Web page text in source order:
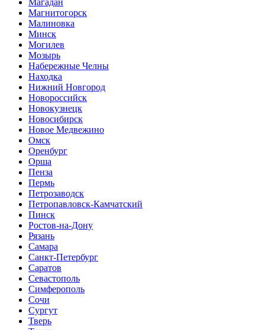
Магадан
Магнитогорск
Малиновка
Минск
Могилев
Мозырь
Набережные Челны
Находка
Нижний Новгород
Новороссийск
Новокузнецк
Новосибирск
Новое Медвежино
Омск
Оренбург
Орша
Пенза
Пермь
Петрозаводск
Петропавловск-Камчатский
Пинск
Ростов-на-Дону
Рязань
Самара
Санкт-Петербург
Саратов
Севастополь
Симферополь
Сочи
Сургут
Тверь